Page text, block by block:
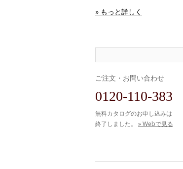
» もっと詳しく
ご注文・お問い合わせ
0120-110-383
無料カタログのお申し込みは
終了しました。 » Webで見る